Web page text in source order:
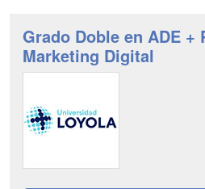
Grado Doble en ADE +
Marketing Digital